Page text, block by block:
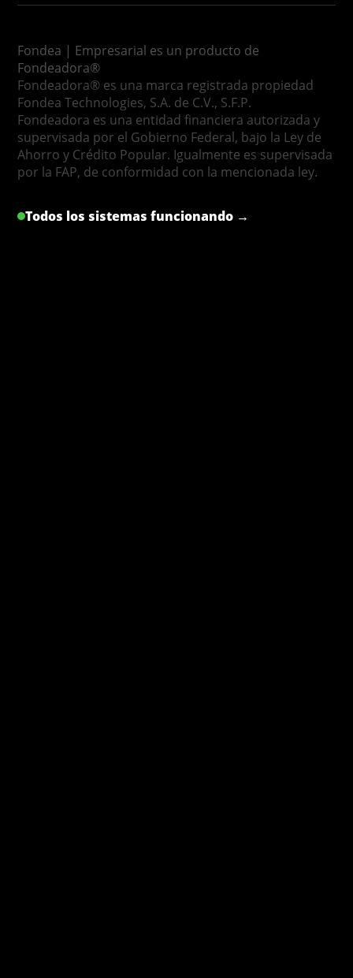
Fondea | Empresarial es un producto de
Fondeadora®
Fondeadora® es una marca registrada propiedad
Fondea Technologies, S.A. de C.V., S.F.P.
Fondeadora es una entidad financiera autorizada y
supervisada por el Gobierno Federal, bajo la Ley de
Ahorro y Crédito Popular. Igualmente es supervisada
por la FAP, de conformidad con la mencionada ley.
Todos los sistemas funcionando →